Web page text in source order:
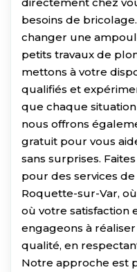
besoins de
changer une
petits travaux de
mettons à votre
qualifiés et
que chaque
nous offrons
gratuit pour vous
sans surprises.
pour des services
Roquette-sur-Var,
où votre satisfaction
engageons à
qualité, en
Notre approche est